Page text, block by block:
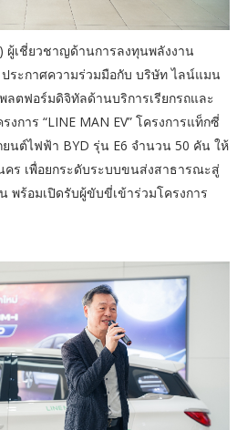
ผู้เชี่ยวชาญด้านการลงทุนพลังงาน
ระกาศความร่วมมือกับ บริษัท ไลน์แมน
ลตฟอร์มดิจิทัลด้านบริการเรียกรถและ
งการ “LINE MAN EV” โครงการแท็กซี่
นต์ไฟฟ้า BYD รุ่น E6 จำนวน 50 คัน ให้
คร เพื่อยกระดับระบบขนส่งสาธารณะสู่
พร้อมเปิดรับผู้ขับขี่เข้าร่วมโครงการ